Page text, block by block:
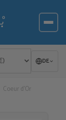
0
DE
Coeur d’Or